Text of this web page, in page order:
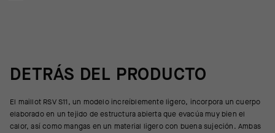
DETRÁS DEL PRODUCTO
El maillot RSV S11, un modelo increíblemente ligero, incorpora un cuerpo
elaborado en un tejido de estructura abierta que evacúa muy bien el
calor, así como mangas en un material ligero con buena sujeción. Ambas